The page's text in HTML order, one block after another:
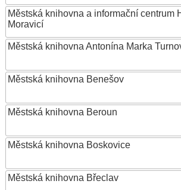
Městská knihovna a informační centrum
Moravicí
Městská knihovna Antonína Marka
Městská knihovna Benešov
Městská knihovna Beroun
Městská knihovna Boskovice
Městská knihovna Břeclav